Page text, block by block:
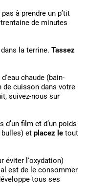
à prendre un p’tit
de minutes
la terrine. Tassez
chaude (bain-
de cuisson dans votre
suivez-nous sur
d’un film et d’un poids
bulles) et placez le tout
éviter l'oxydation)
est de le consommer
tous ses